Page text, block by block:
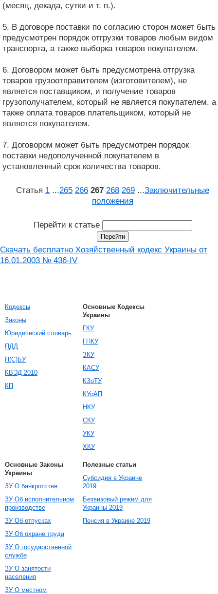
(месяц, декада, сутки и т. п.).
5. В договоре поставки по согласию сторон может быть
предусмотрен порядок отгрузки товаров любым видом
транспорта, а также выборка товаров покупателем.
6. Договором может быть предусмотрена отгрузка
товаров грузоотправителем (изготовителем), не
является поставщиком, и получение товаров
грузополучателем, который не является покупателем, а
также оплата товаров плательщиком, который не
является покупателем.
7. Договором может быть предусмотрен порядок
поставки недополученной покупателем в
установленный срок количества товаров.
Статья 1 ...265 266 267 268 269 ...Заключительные
положения
Перейти к статье
Скачать бесплатно Хозяйственный кодекс Украины от
16.01.2003 № 436-IV
Кодексы
Законы
Юридический словарь
ПДД
П(С)БУ
КВЭД-2010
КП
Основные Кодексы
Украины
ГКУ
ГПКУ
ЗКУ
КАСУ
КЗоТУ
КУоАП
НКУ
СКУ
УКУ
ХКУ
Основные Законы
Украины
ЗУ О банкротстве
ЗУ Об исполнительном
производстве
ЗУ Об отпусках
ЗУ Об охране труда
ЗУ О государственной
службе
ЗУ О занятости
населения
ЗУ О местном
Полезные статьи
Субсидия в Украине
2019
Безвизовый режим для
Украины 2019
Пенсия в Украине 2019